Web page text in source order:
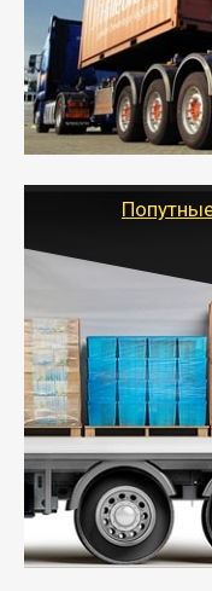
- Доставка фурой
объемов грузов,
паллеты и
России с
- Тайгер Логистик
грузоперевозкам
Газель (1,5 и 3
от 5000
- Экономный
другой город -
грузоперевозки
дешевле.
- Тайгер Логистик